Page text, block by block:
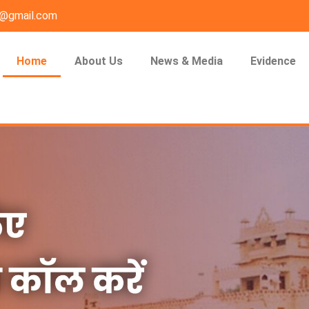
Home About Us News & Media Evidence